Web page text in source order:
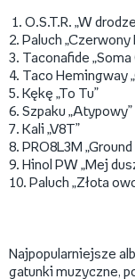
1. O.S.T.R. „W
2. Paluch „Czerwony
3. Taconafide „Soma
4. Taco Hemingway
5. Kękę „To Tu”
6. Szpaku „Atypowy”
7. Kali „V8T”
8. PRO8L3M
9. Hinol PW „Mej
10. Paluch „Złota
Najpopularniejsze
gatunki muzyczne,